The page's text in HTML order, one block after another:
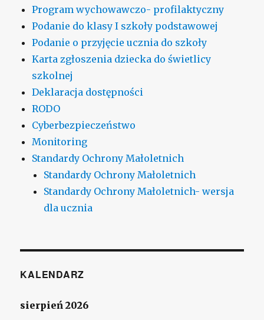
Program wychowawczo- profilaktyczny
Podanie do klasy I szkoły podstawowej
Podanie o przyjęcie ucznia do szkoły
Karta zgłoszenia dziecka do świetlicy
szkolnej
Deklaracja dostępności
RODO
Cyberbezpieczeństwo
Monitoring
Standardy Ochrony Małoletnich
Standardy Ochrony Małoletnich
Standardy Ochrony Małoletnich- wersja
dla ucznia
KALENDARZ
sierpień 2026